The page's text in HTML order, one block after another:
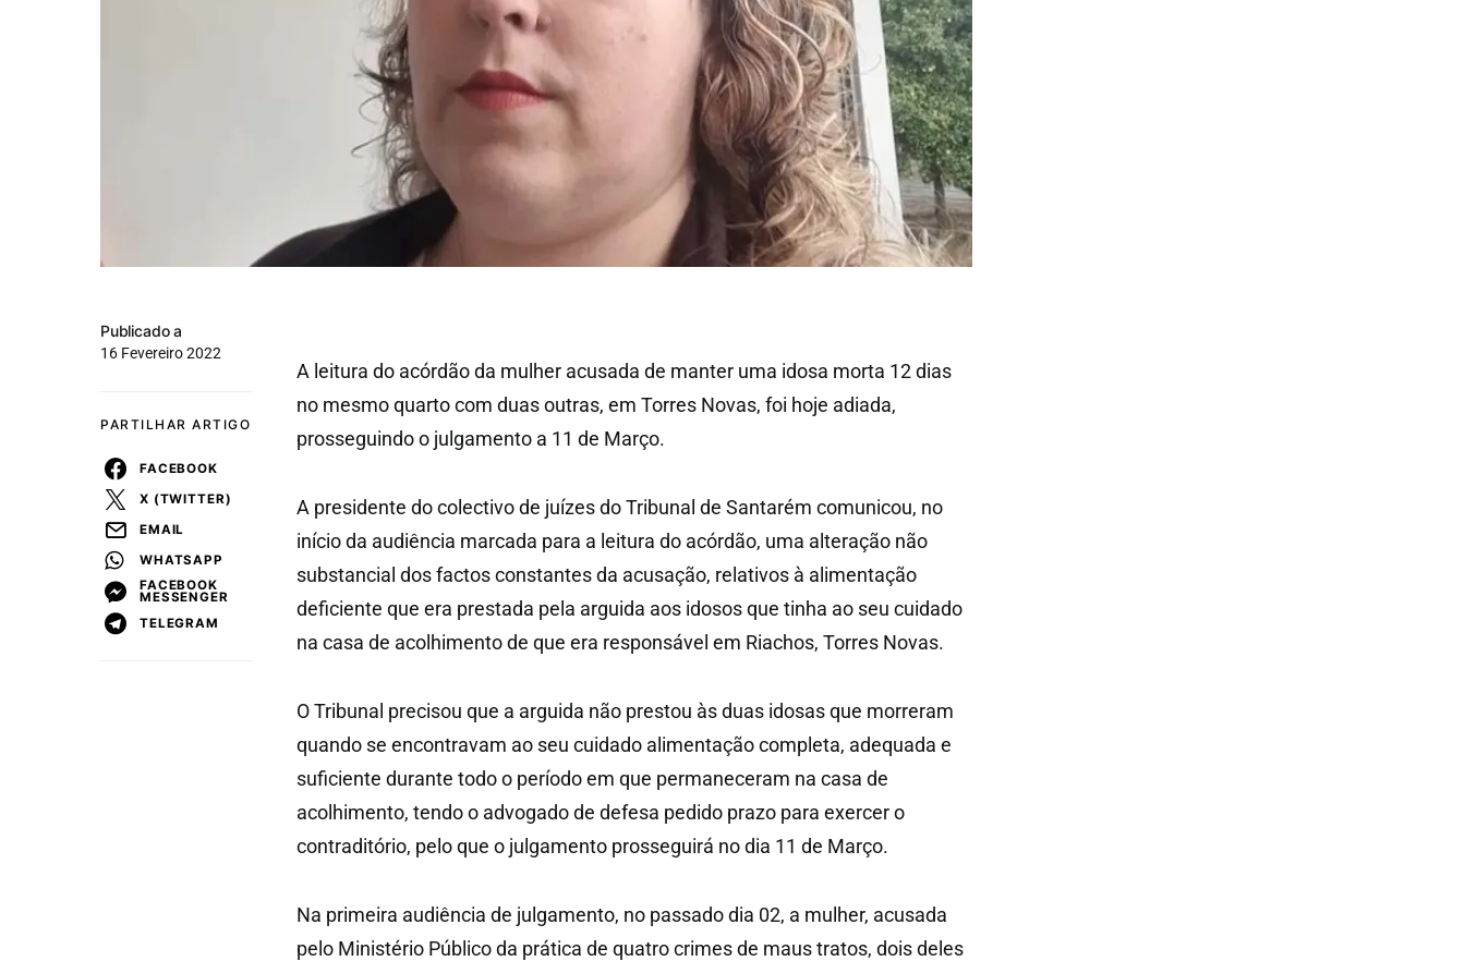
Publicado a
16 Fevereiro 2022
PARTILHAR ARTIGO
FACEBOOK
X (TWITTER)
EMAIL
WHATSAPP
FACEBOOK
MESSENGER
TELEGRAM
A leitura do acórdão da mulher acusada de manter uma idosa morta 12 dias
no mesmo quarto com duas outras, em Torres Novas, foi hoje adiada,
prosseguindo o julgamento a 11 de Março.
A presidente do colectivo de juízes do Tribunal de Santarém comunicou, no
início da audiência marcada para a leitura do acórdão, uma alteração não
substancial dos factos constantes da acusação, relativos à alimentação
deficiente que era prestada pela arguida aos idosos que tinha ao seu cuidado
na casa de acolhimento de que era responsável em Riachos, Torres Novas.
O Tribunal precisou que a arguida não prestou às duas idosas que morreram
quando se encontravam ao seu cuidado alimentação completa, adequada e
suficiente durante todo o período em que permaneceram na casa de
acolhimento, tendo o advogado de defesa pedido prazo para exercer o
contraditório, pelo que o julgamento prosseguirá no dia 11 de Março.
Na primeira audiência de julgamento, no passado dia 02, a mulher, acusada
pelo Ministério Público da prática de quatro crimes de maus tratos, dois deles